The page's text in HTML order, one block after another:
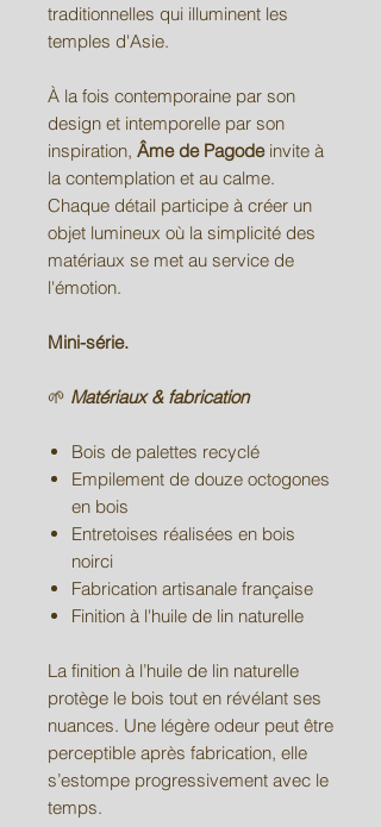
traditionnelles qui illuminent les
temples d'Asie.
À la fois contemporaine par son
design et intemporelle par son
inspiration, Âme de Pagodeinvite à
la contemplation et au calme.
Chaque détail participe à créer un
objet lumineux où la simplicité des
matériaux se met au service de
l'émotion.
Mini-série.
🌱 Matériaux & fabrication
Bois de palettes recyclé
Empilement de douze octogones
en bois
Entretoises réalisées en bois
noirci
Fabrication artisanale française
Finition à l'huile de lin naturelle
La finition à l’huile de lin naturelle
protège le bois tout en révélant ses
nuances. Une légère odeur peut être
perceptible après fabrication, elle
s’estompe progressivement avec le
temps.